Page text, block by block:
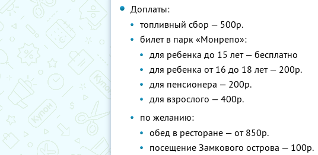
Доплаты:
топливный сбор — 500р.
билет в парк «Монрепо»:
для ребенка до 15 лет — бесплатно
для ребенка от 16 до 18 лет — 200р.
для пенсионера — 200р.
для взрослого — 400р.
по желанию:
обед в ресторане — от 850р.
посещение Замкового острова — 100р.